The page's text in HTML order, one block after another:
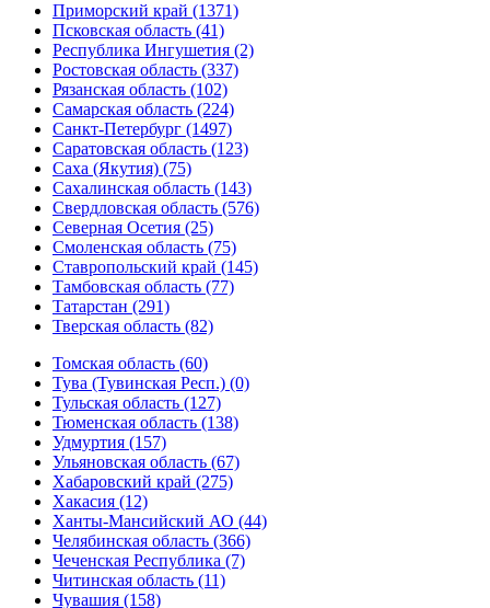
Приморский край (1371)
Псковская область (41)
Республика Ингушетия (2)
Ростовская область (337)
Рязанская область (102)
Самарская область (224)
Санкт-Петербург (1497)
Саратовская область (123)
Саха (Якутия) (75)
Сахалинская область (143)
Свердловская область (576)
Северная Осетия (25)
Смоленская область (75)
Ставропольский край (145)
Тамбовская область (77)
Татарстан (291)
Тверская область (82)
Томская область (60)
Тува (Тувинская Респ.) (0)
Тульская область (127)
Тюменская область (138)
Удмуртия (157)
Ульяновская область (67)
Хабаровский край (275)
Хакасия (12)
Ханты-Мансийский АО (44)
Челябинская область (366)
Чеченская Республика (7)
Читинская область (11)
Чувашия (158)